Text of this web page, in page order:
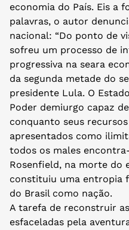
economia do País. Eis a
palavras, o autor
nacional: “Do ponto de
sofreu um processo de
progressiva na seara
da segunda metade do
presidente Lula. O
Poder demiurgo capaz
conquanto seus
apresentados como
todos os males
Rosenfield, na morte do
constituiu uma entropia
do Brasil como nação.
A tarefa de reconstruir
esfaceladas pela